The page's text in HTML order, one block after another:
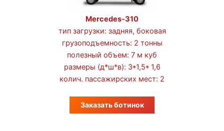
Mercedes-310
тип загрузки: задняя, боковая
грузоподъемность: 2 тонны
полезный объем: 7 м куб
размеры (д*ш*в): 3*1,5* 1,6
колич. пассажирских мест: 2
Заказать ботинок